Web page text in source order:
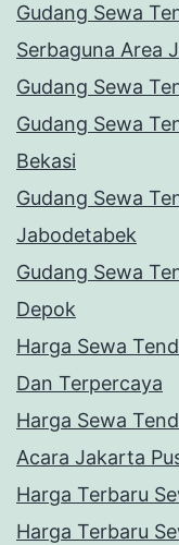
Gudang Sewa
Serbaguna Area
Gudang Sewa
Gudang Sewa
Bekasi
Gudang Sewa
Jabodetabek
Gudang Sewa
Depok
Harga Sewa
Dan Terpercaya
Harga Sewa
Acara Jakarta
Harga Terbaru
Harga Terbaru